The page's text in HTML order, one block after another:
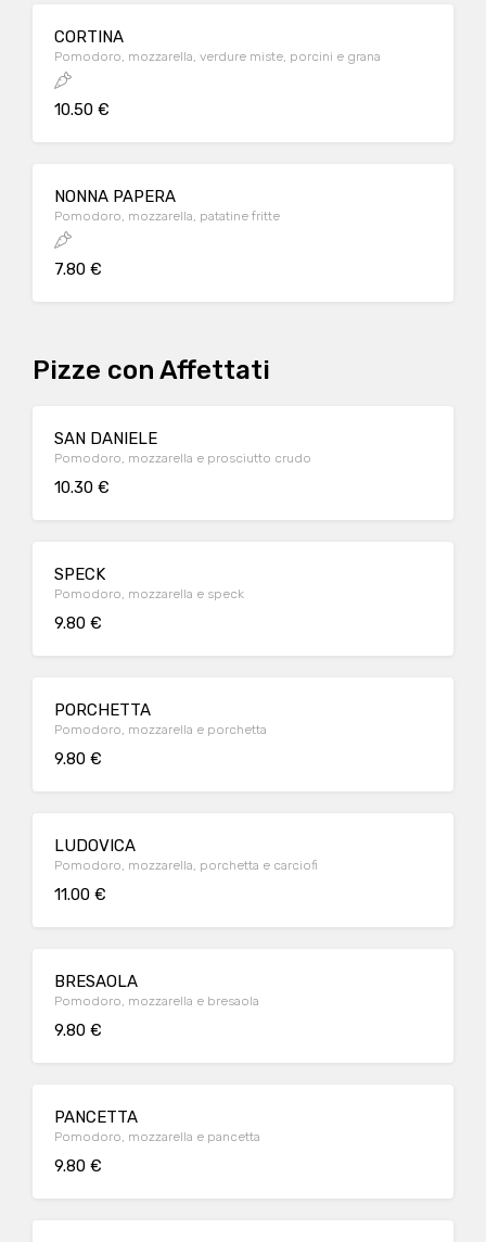
CORTINA
Pomodoro, mozzarella, verdure miste, porcini e grana
10.50 €
NONNA PAPERA
Pomodoro, mozzarella, patatine fritte
7.80 €
Pizze con Affettati
SAN DANIELE
Pomodoro, mozzarella e prosciutto crudo
10.30 €
SPECK
Pomodoro, mozzarella e speck
9.80 €
PORCHETTA
Pomodoro, mozzarella e porchetta
9.80 €
LUDOVICA
Pomodoro, mozzarella, porchetta e carciofi
11.00 €
BRESAOLA
Pomodoro, mozzarella e bresaola
9.80 €
PANCETTA
Pomodoro, mozzarella e pancetta
9.80 €